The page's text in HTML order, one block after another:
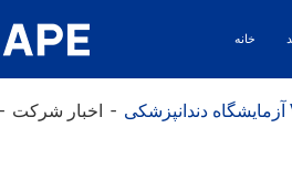
خانه
اخبار شرکت